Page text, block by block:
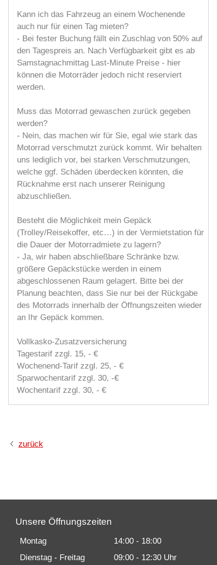
Kann ich das Fahrzeug an einem Wochenende
auch nur für einen Tag mieten?
- Bei fester Buchung fällt ein Zuschlag von 50% auf
den Tagespreis an. Nach Verfügbarkeit gibt es ab
Samstagnachmittag Last-Minute Preise - hier
können die Motorräder jedoch nicht reserviert
werden.
Muss das Motorrad gewaschen zurück gegeben
werden?
- Nein, das machen wir für Sie, egal wie stark das
Motorrad verschmutzt zurück kommt. Wir behalten
uns lediglich vor, bei starken Verschmutzungen,
welche ggf. Schäden überdecken könnten, die
Rücknahme erst nach unserer Reinigung
abzuschließen.
Besteht die Möglichkeit mein Gepäck
(Trolley/Reisekoffer, etc…) in der Vermietstation für
die Dauer der Motorradmiete zu lagern?
- Ja, wir haben abschließbare Schränke bzw.
größere Gepäckstücke werden in einem
abgeschlossenen Raum gelagert. Bitte bei der
Planung beachten, dass Sie nur bei der Rückgabe
des Motorrads innerhalb der Öffnungszeiten wieder
an Ihr Gepäck kommen.
Vollkasko-Zusatzversicherung
Tagestarif zzgl. 15, - €
Wochenend-Tarif zzgl. 25, - €
Sparwochentarif zzgl. 30, -€
Wochentarif zzgl. 30, - €
zurück
Unsere Öffnungszeiten
Montag
14:00 - 18:00
Dienstag - Freitag
09:00 - 12:30 Uhr